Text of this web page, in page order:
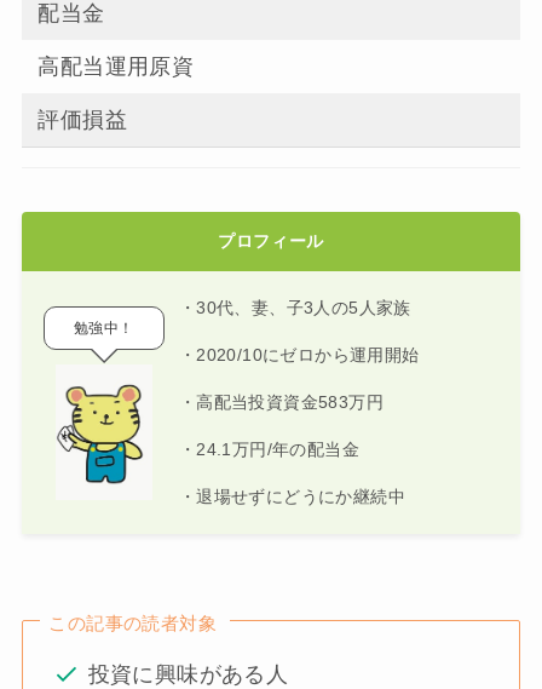
配当金
高配当運用原資
評価損益
プロフィール
・30代、妻、子3人の5人家族
・2020/10にゼロから運用開始
・高配当投資資金583万円
・24.1万円/年の配当金
・退場せずにどうにか継続中
勉強中！
この記事の読者対象
投資に興味がある人